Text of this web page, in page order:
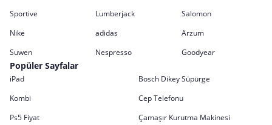
Sportive
Lumberjack
Salomon
Nike
adidas
Arzum
Suwen
Nespresso Goodyear
Popüler Sayfalar
iPad
Bosch Dikey Süpürge
Kombi
Cep Telefonu
Ps5 Fiyat
Çamaşır Kurutma Makinesi